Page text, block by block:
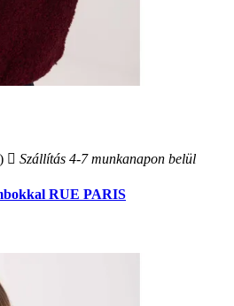
Szállítás 4-7 munkanapon belül
RUE PARIS